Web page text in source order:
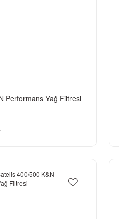
Performans Yağ Filtresi